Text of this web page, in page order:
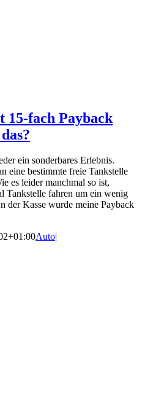
15-fach Payback
ein sonderbares Erlebnis.
eine bestimmte freie Tankstelle
es leider manchmal so ist,
Tankstelle fahren um ein wenig
der Kasse wurde meine Payback
Auto|